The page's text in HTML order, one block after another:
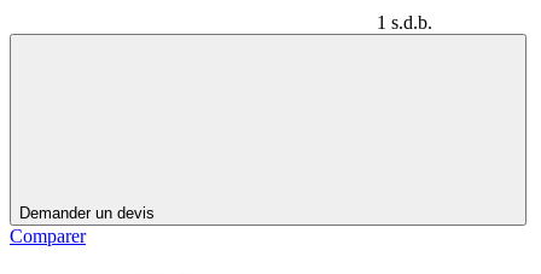
1 s.d.b.
Demander un devis
Comparer